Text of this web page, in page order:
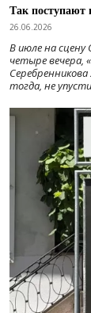
Так поступают
26.06.2026
В июле на
четыре вечера,
тогда, не